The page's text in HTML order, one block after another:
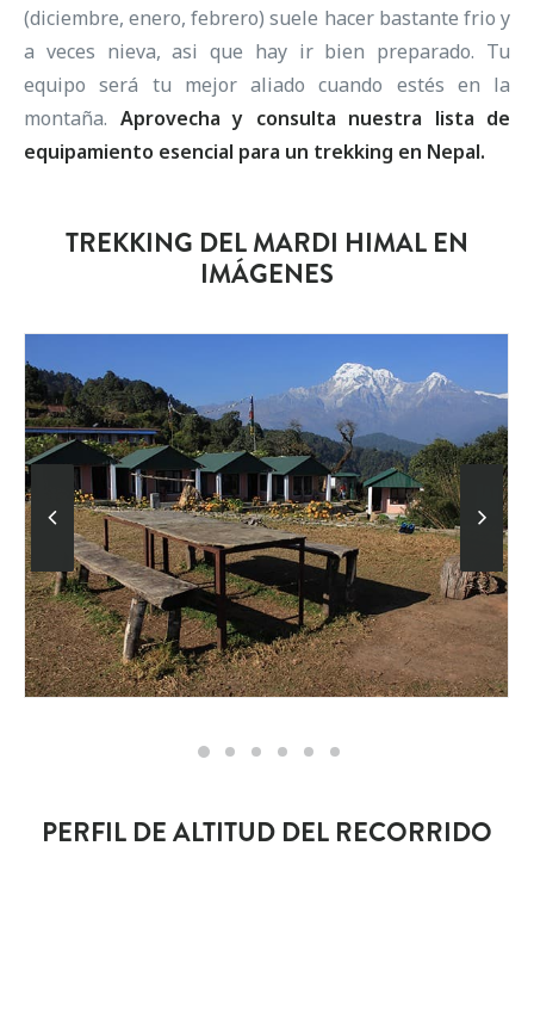
(diciembre, enero, febrero) suele hacer bastante frio y
a veces nieva, asi que hay ir bien preparado. Tu
equipo será tu mejor aliado cuando estés en la
montaña. Aprovecha y consulta nuestra lista de
equipamiento esencial para un trekking en Nepal.
TREKKING DEL MARDI HIMAL EN
IMÁGENES
PERFIL DE ALTITUD DEL RECORRIDO